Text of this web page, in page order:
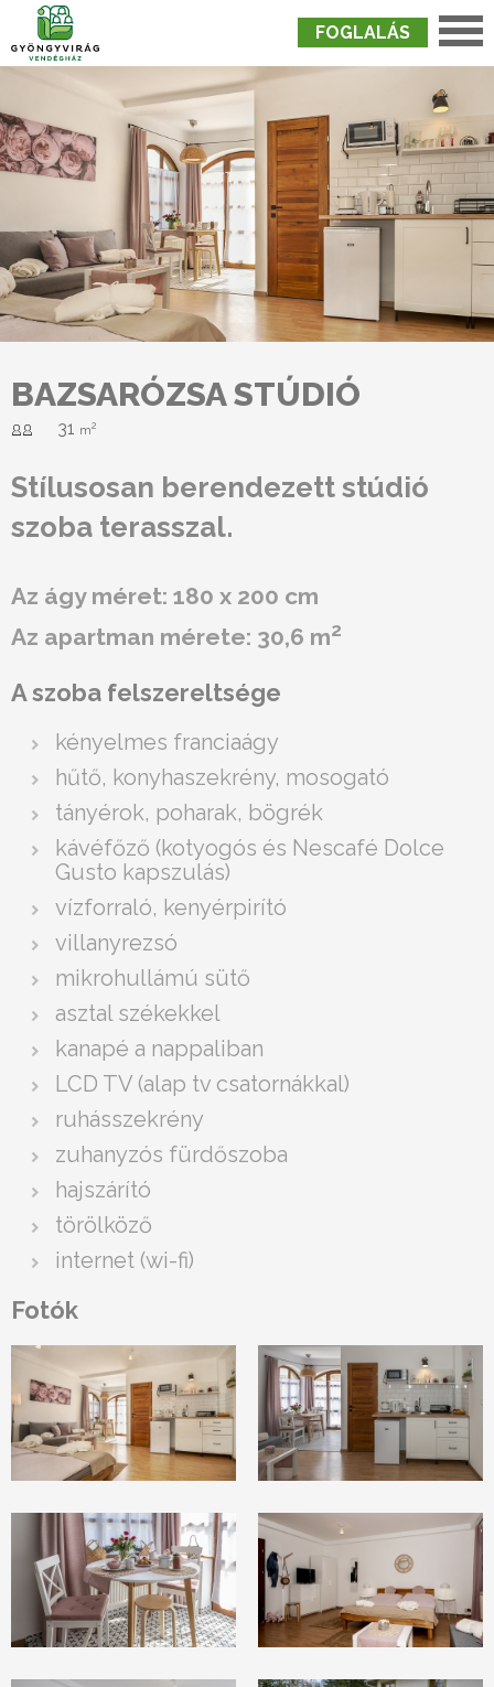
FOGLALÁS
› Bazsarózsa Stúdió
BAZSARÓZSA STÚDIÓ
31 m2
Stílusosan berendezett stúdió
szoba terasszal.
Az ágy méret: 180 x 200 cm
Az apartman mérete: 30,6 m2
A szoba felszereltsége
kényelmes franciaágy
hűtő, konyhaszekrény, mosogató
tányérok, poharak, bögrék
kávéfőző (kotyogós és Nescafé Dolce
Gusto kapszulás)
vízforraló, kenyérpirító
villanyrezsó
mikrohullámú sütő
asztal székekkel
kanapé a nappaliban
LCD TV (alap tv csatornákkal)
ruhásszekrény
zuhanyzós fürdőszoba
hajszárító
törölköző
internet (wi-fi)
Fotók